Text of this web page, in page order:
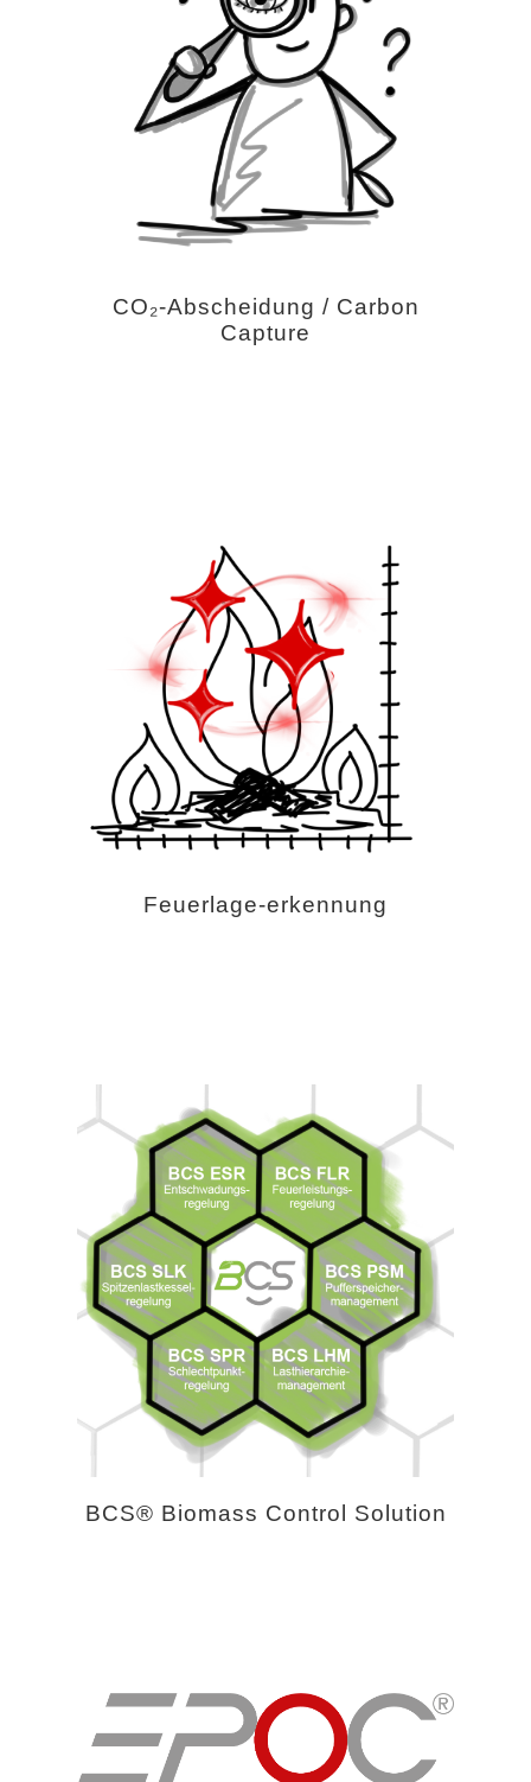
CO₂-Abscheidung / Carbon
Capture
Feuerlage-erkennung
BCS® Biomass Control Solution